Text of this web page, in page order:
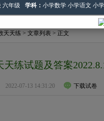
六年级 学科： 小学数学 小学语文 小
天天练 > 文章列表 > 正文
天练试题及答案
2022-07-13 14:31:20 下载试卷